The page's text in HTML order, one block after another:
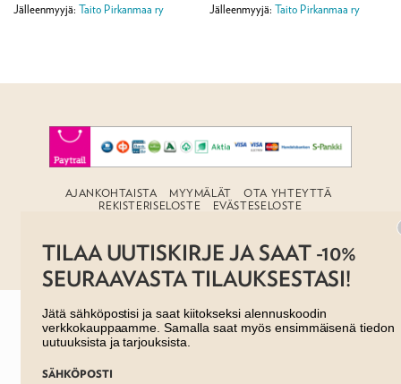
590,00 €
Jälleenmyyjä: Taito Pirkanmaa ry
3
900,00 €
Jälleenmyyjä: Taito Pirkanmaa ry
AJANKOHTAISTA MYYMÄLÄT
OTA YHTEYTTÄ
REKISTERISELOSTE
EVÄSTESELOSTE
Copyright 2026 ©Taito shop
TILAA UUTISKIRJE JA SAAT -10%
SEURAAVASTA TILAUKSESTASI!
Jätä sähköpostisi ja saat kiitokseksi alennuskoodin
verkkokauppaamme. Samalla saat myös ensimmäisenä tiedon
uutuuksista ja tarjouksista.
SÄHKÖPOSTI